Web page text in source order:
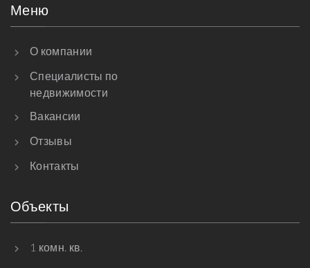
Меню
О компании
Специалисты по
недвижимости
Вакансии
Отзывы
Контакты
Объекты
1 комн. кв.